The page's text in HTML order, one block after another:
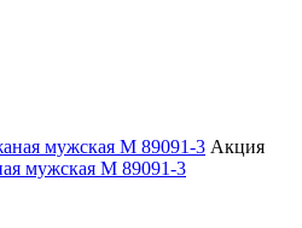
Акция
мужская M 89091-3